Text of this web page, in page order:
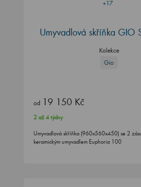
+17
Umyvadlová skříňka GIO
Kolekce
Gio
od 19 150 Kč
2 až 4 týdny
Umyvadlová skříňka (960x560x450) se 2
keramickým umyvadlem Euphoria 100